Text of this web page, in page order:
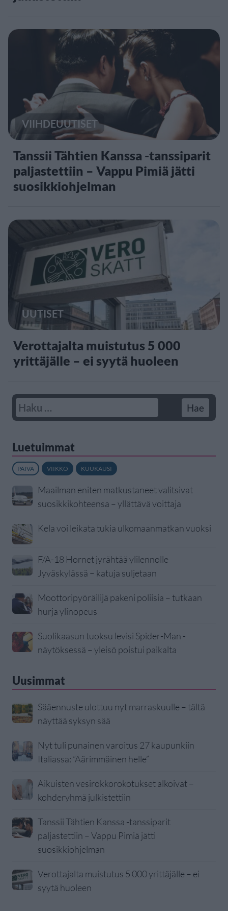
VIIHDEUUTISET
Tanssii Tähtien Kanssa -tanssiparit
paljastettiin – Vappu Pimiä jätti
suosikkiohjelman
UUTISET
Verottajalta muistutus 5 000
yrittäjälle – ei syytä huoleen
Luetuimmat
PÄIVÄ VIIKKO KUUKAUSI
Maailman eniten matkustaneet valitsivat
suosikkikohteensa – yllättävä voittaja
Kela voi leikata tukia ulkomaanmatkan vuoksi
F/A-18 Hornet jyrähtää ylilennolle
Jyväskylässä – katuja suljetaan
Moottoripyöräilijä pakeni poliisia – tutkaan
hurja ylinopeus
Suolikaasun tuoksu levisi Spider-Man -
näytöksessä – yleisö poistui paikalta
Uusimmat
Sääennuste ulottuu nyt marraskuulle – tältä
näyttää syksyn sää
Nyt tuli punainen varoitus 27 kaupunkiin
Italiassa: ”Äärimmäinen helle”
Aikuisten vesirokkorokotukset alkoivat –
kohderyhmä julkistettiin
Tanssii Tähtien Kanssa -tanssiparit
paljastettiin – Vappu Pimiä jätti
suosikkiohjelman
Verottajalta muistutus 5 000 yrittäjälle – ei
syytä huoleen